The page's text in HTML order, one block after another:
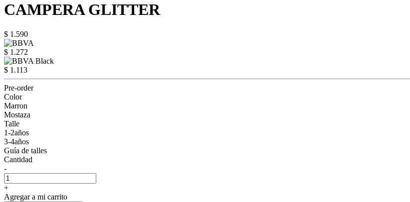
CAMPERA GLITTER
$ 1.590
$ 1.272
$ 1.113
Pre-order
Color
Marron
Mostaza
Talle
1-2años
3-4años
Guía de talles
Cantidad
-
+
Agregar a mi carrito